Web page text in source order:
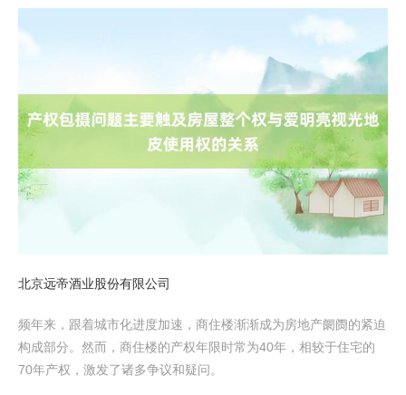
北京远帝酒业股份有限公司
频年来，跟着城市化进度加速，商住楼渐渐成为房地产阛阓的紧迫
构成部分。然而，商住楼的产权年限时常为40年，相较于住宅的
70年产权，激发了诸多争议和疑问。